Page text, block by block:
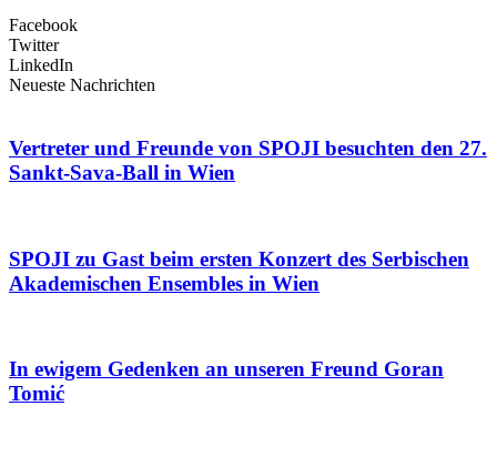
Facebook
Twitter
LinkedIn
Neueste Nachrichten
Vertreter und Freunde von SPOJI besuchten den 27.
Sankt-Sava-Ball in Wien
SPOJI zu Gast beim ersten Konzert des Serbischen
Akademischen Ensembles in Wien
In ewigem Gedenken an unseren Freund Goran
Tomić